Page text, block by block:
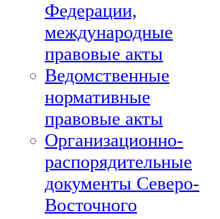
Федерации,
международные
правовые акты
Ведомственные
нормативные
правовые акты
Организационно-
распорядительные
документы Северо-
Восточного